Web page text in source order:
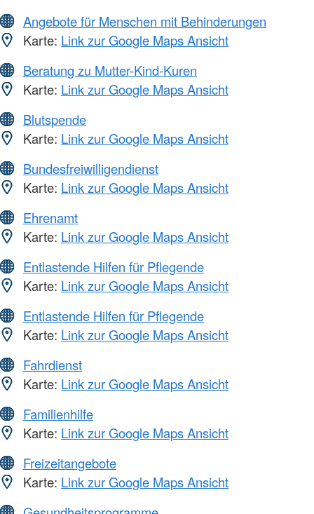
Angebote für Menschen mit Behinderungen
Karte: Link zur Google Maps Ansicht
Beratung zu Mutter-Kind-Kuren
Karte: Link zur Google Maps Ansicht
Blutspende
Karte: Link zur Google Maps Ansicht
Bundesfreiwilligendienst
Karte: Link zur Google Maps Ansicht
Ehrenamt
Karte: Link zur Google Maps Ansicht
Entlastende Hilfen für Pflegende
Karte: Link zur Google Maps Ansicht
Entlastende Hilfen für Pflegende
Karte: Link zur Google Maps Ansicht
Fahrdienst
Karte: Link zur Google Maps Ansicht
Familienhilfe
Karte: Link zur Google Maps Ansicht
Freizeitangebote
Karte: Link zur Google Maps Ansicht